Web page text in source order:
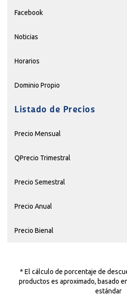
Facebook
Noticias
Horarios
Dominio Propio
Listado de Precios
Precio Mensual
QPrecio Trimestral
Precio Semestral
Precio Anual
Precio Bienal
* El cálculo de porcentaje de
productos es aproximado, basado
estándar